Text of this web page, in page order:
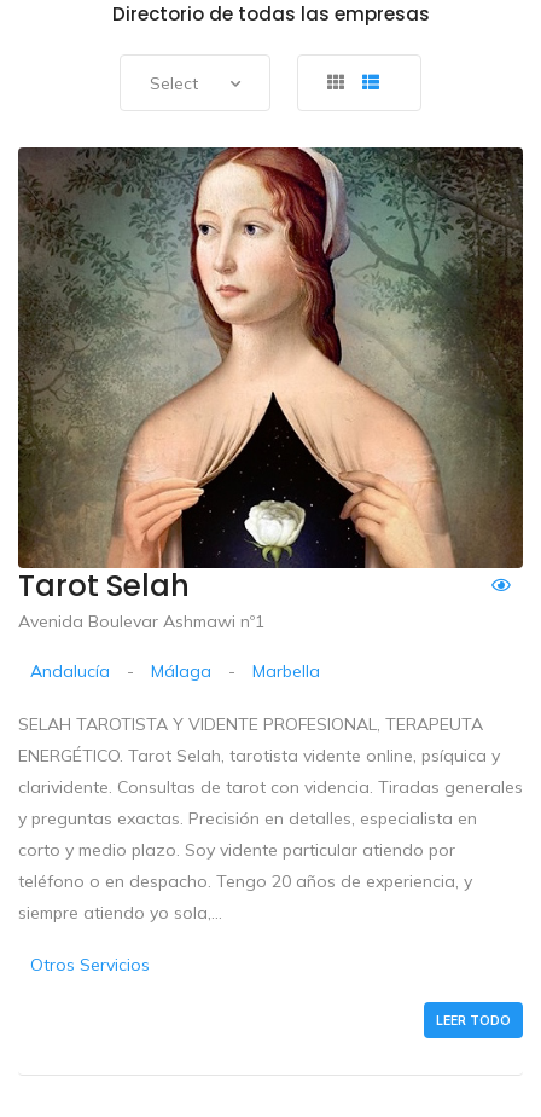
Directorio de todas las empresas
Select
Tarot Selah
Avenida Boulevar Ashmawi nº1
Andalucía - Málaga - Marbella
SELAH TAROTISTA Y VIDENTE PROFESIONAL, TERAPEUTA
ENERGÉTICO. Tarot Selah, tarotista vidente online, psíquica y
clarividente. Consultas de tarot con videncia. Tiradas generales
y preguntas exactas. Precisión en detalles, especialista en
corto y medio plazo. Soy vidente particular atiendo por
teléfono o en despacho. Tengo 20 años de experiencia, y
siempre atiendo yo sola,...
Otros Servicios
LEER TODO